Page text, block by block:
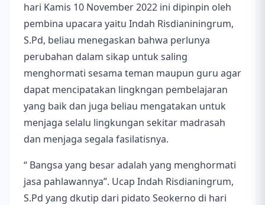
hari Kamis 10 November 2022 ini dipinpin oleh
pembina upacara yaitu Indah Risdianiningrum,
S.Pd, beliau menegaskan bahwa perlunya
perubahan dalam sikap untuk saling
menghormati sesama teman maupun guru agar
dapat mencipatakan lingkngan pembelajaran
yang baik dan juga beliau mengatakan untuk
menjaga selalu lingkungan sekitar madrasah
dan menjaga segala fasilatisnya.
“ Bangsa yang besar adalah yang menghormati
jasa pahlawannya”. Ucap Indah Risdianingrum,
S.Pd yang dkutip dari pidato Seokerno di hari